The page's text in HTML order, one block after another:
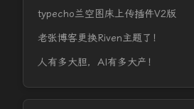
typecho兰空图床上传插件V2版
老张博客更换Riven主题了！
人有多大胆，AI有多大产！